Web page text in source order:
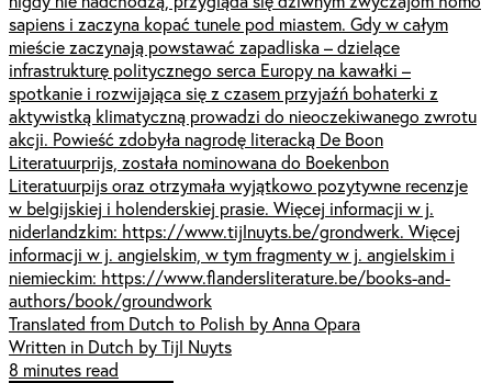
sapiens i zaczyna kopać tunele pod miastem. Gdy w całym
mieście zaczynają powstawać zapadliska – dzielące
infrastrukturę politycznego serca Europy na kawałki –
spotkanie i rozwijająca się z czasem przyjaźń bohaterki z
aktywistką klimatyczną prowadzi do nieoczekiwanego zwrotu
akcji. Powieść zdobyła nagrodę literacką De Boon
Literatuurprijs, została nominowana do Boekenbon
Literatuurpijs oraz otrzymała wyjątkowo pozytywne recenzje
w belgijskiej i holenderskiej prasie. Więcej informacji w j.
niderlandzkim: https://www.tijlnuyts.be/grondwerk. Więcej
informacji w j. angielskim, w tym fragmenty w j. angielskim i
niemieckim: https://www.flandersliterature.be/books-and-
authors/book/groundwork
Translated from Dutch to Polish by Anna Opara
Written in Dutch by Tijl Nuyts
8 minutes read